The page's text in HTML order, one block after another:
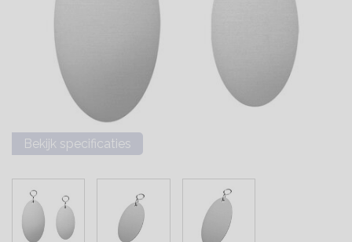
Bekijk specificaties